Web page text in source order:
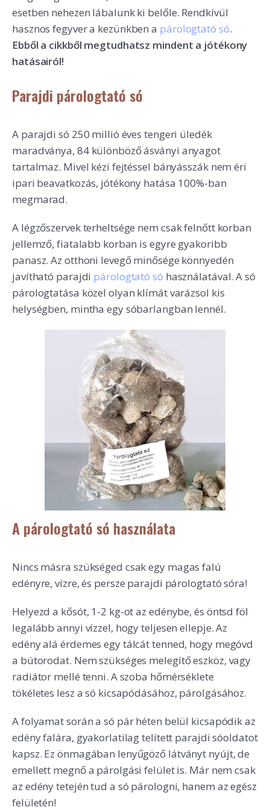
esetben nehezen lábalunk ki belőle. Rendkívül
hasznos fegyver a kezünkben a párologtató só.
Ebből a cikkből megtudhatsz mindent a jótékony
hatásairól!
Parajdi párologtató só
A parajdi só 250 millió éves tengeri üledék
maradványa, 84 különböző ásványi anyagot
tartalmaz. Mivel kézi fejtéssel bányásszák nem éri
ipari beavatkozás, jótékony hatása 100%-ban
megmarad.
A légzőszervek terheltsége nem csak felnőtt korban
jellemző, fiatalabb korban is egyre gyakoribb
panasz. Az otthoni levegő minősége könnyedén
javítható parajdi párologtató só használatával. A só
párologtatása közel olyan klímát varázsol kis
helységben, mintha egy sóbarlangban lennél.
A párologtató só használata
Nincs másra szükséged csak egy magas falú
edényre, vízre, és persze parajdi párologtató sóra!
Helyezd a kősót, 1-2 kg-ot az edénybe, és öntsd föl
legalább annyi vízzel, hogy teljesen ellepje. Az
edény alá érdemes egy tálcát tenned, hogy megóvd
a bútorodat. Nem szükséges melegítő eszköz, vagy
radiátor mellé tenni. A szoba hőmérséklete
tökéletes lesz a só kicsapódásához, párolgásához.
A folyamat során a só pár héten belül kicsapódik az
edény falára, gyakorlatilag telített parajdi sóoldatot
kapsz. Ez önmagában lenyűgöző látványt nyújt, de
emellett megnő a párolgási felület is. Már nem csak
az edény tetején tud a só párologni, hanem az egész
felületén!